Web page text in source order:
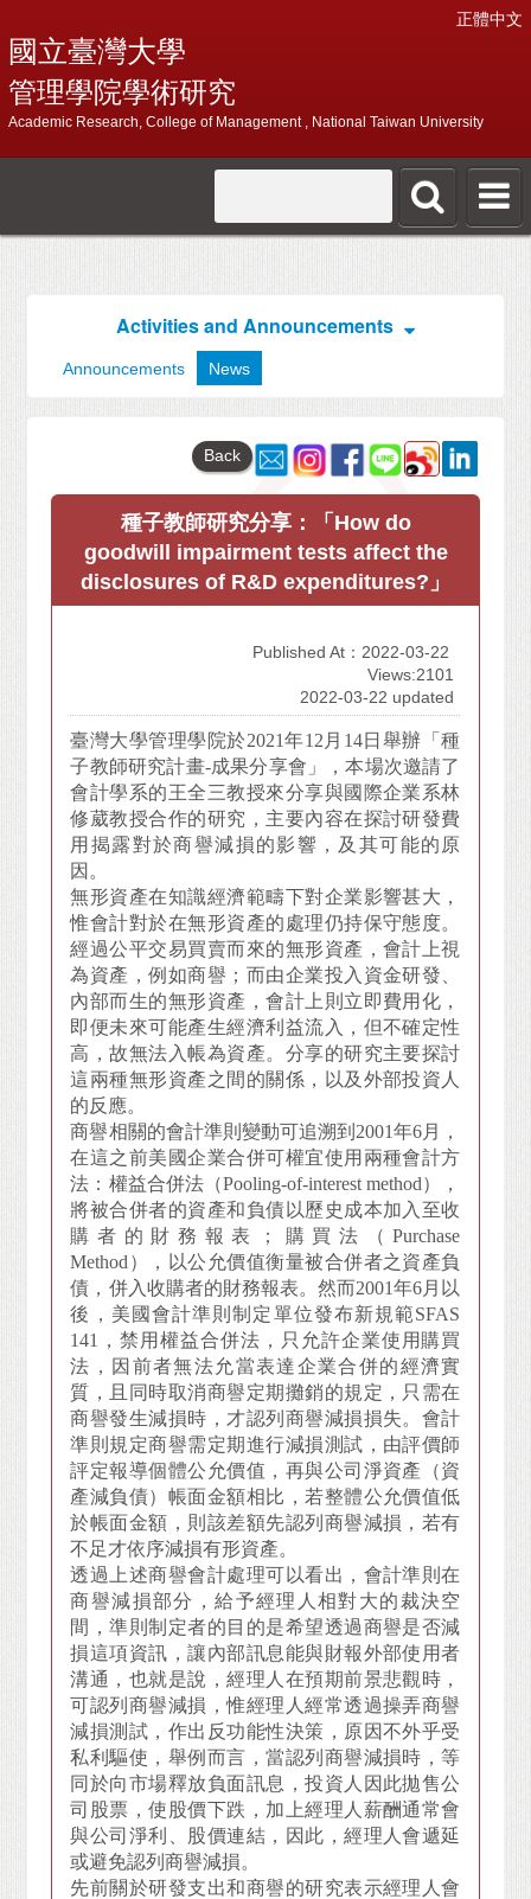
正體中文
國立臺灣大學
管理學院學術研究
Academic Research, College of Management , National Taiwan University
Activities and Announcements
Announcements News
Back
種子教師研究分享：「How do
goodwill impairment tests affect the
disclosures of R&D expenditures?」
Published At：2022-03-22
Views:2101
2022-03-22 updated
臺灣大學管理學院於2021年12月14日舉辦「種
子教師研究計畫-成果分享會」，本場次邀請了
會計學系的王全三教授來分享與國際企業系林
修葳教授合作的研究，主要內容在探討研發費
用揭露對於商譽減損的影響，及其可能的原
因。
無形資產在知識經濟範疇下對企業影響甚大，
惟會計對於在無形資產的處理仍持保守態度。
經過公平交易買賣而來的無形資產，會計上視
為資產，例如商譽；而由企業投入資金研發、
內部而生的無形資產，會計上則立即費用化，
即便未來可能產生經濟利益流入，但不確定性
高，故無法入帳為資產。分享的研究主要探討
這兩種無形資產之間的關係，以及外部投資人
的反應。
商譽相關的會計準則變動可追溯到2001年6月，
在這之前美國企業合併可權宜使用兩種會計方
法：權益合併法（Pooling-of-interest method），
將被合併者的資產和負債以歷史成本加入至收
購者的財務報表；購買法（Purchase
Method），以公允價值衡量被合併者之資產負
債，併入收購者的財務報表。然而2001年6月以
後，美國會計準則制定單位發布新規範SFAS
141，禁用權益合併法，只允許企業使用購買
法，因前者無法允當表達企業合併的經濟實
質，且同時取消商譽定期攤銷的規定，只需在
商譽發生減損時，才認列商譽減損損失。會計
準則規定商譽需定期進行減損測試，由評價師
評定報導個體公允價值，再與公司淨資產（資
產減負債）帳面金額相比，若整體公允價值低
於帳面金額，則該差額先認列商譽減損，若有
不足才依序減損有形資產。
透過上述商譽會計處理可以看出，會計準則在
商譽減損部分，給予經理人相對大的裁決空
間，準則制定者的目的是希望透過商譽是否減
損這項資訊，讓內部訊息能與財報外部使用者
溝通，也就是說，經理人在預期前景悲觀時，
可認列商譽減損，惟經理人經常透過操弄商譽
減損測試，作出反功能性決策，原因不外乎受
私利驅使，舉例而言，當認列商譽減損時，等
同於向市場釋放負面訊息，投資人因此拋售公
司股票，使股價下跌，加上經理人薪酬通常會
與公司淨利、股價連結，因此，經理人會遞延
或避免認列商譽減損。
先前關於研發支出和商譽的研究表示經理人會